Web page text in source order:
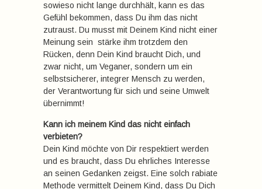
sowieso nicht lange durchhält, kann es das
Gefühl bekommen, dass Du ihm das nicht
zutraust. Du musst mit Deinem Kind nicht einer
Meinung sein  stärke ihm trotzdem den
Rücken, denn Dein Kind braucht Dich, und
zwar nicht, um Veganer, sondern um ein
selbstsicherer, integrer Mensch zu werden,
der Verantwortung für sich und seine Umwelt
übernimmt!
Kann ich meinem Kind das nicht einfach
verbieten?
Dein Kind möchte von Dir respektiert werden
und es braucht, dass Du ehrliches Interesse
an seinen Gedanken zeigst. Eine solch rabiate
Methode vermittelt Deinem Kind, dass Du Dich